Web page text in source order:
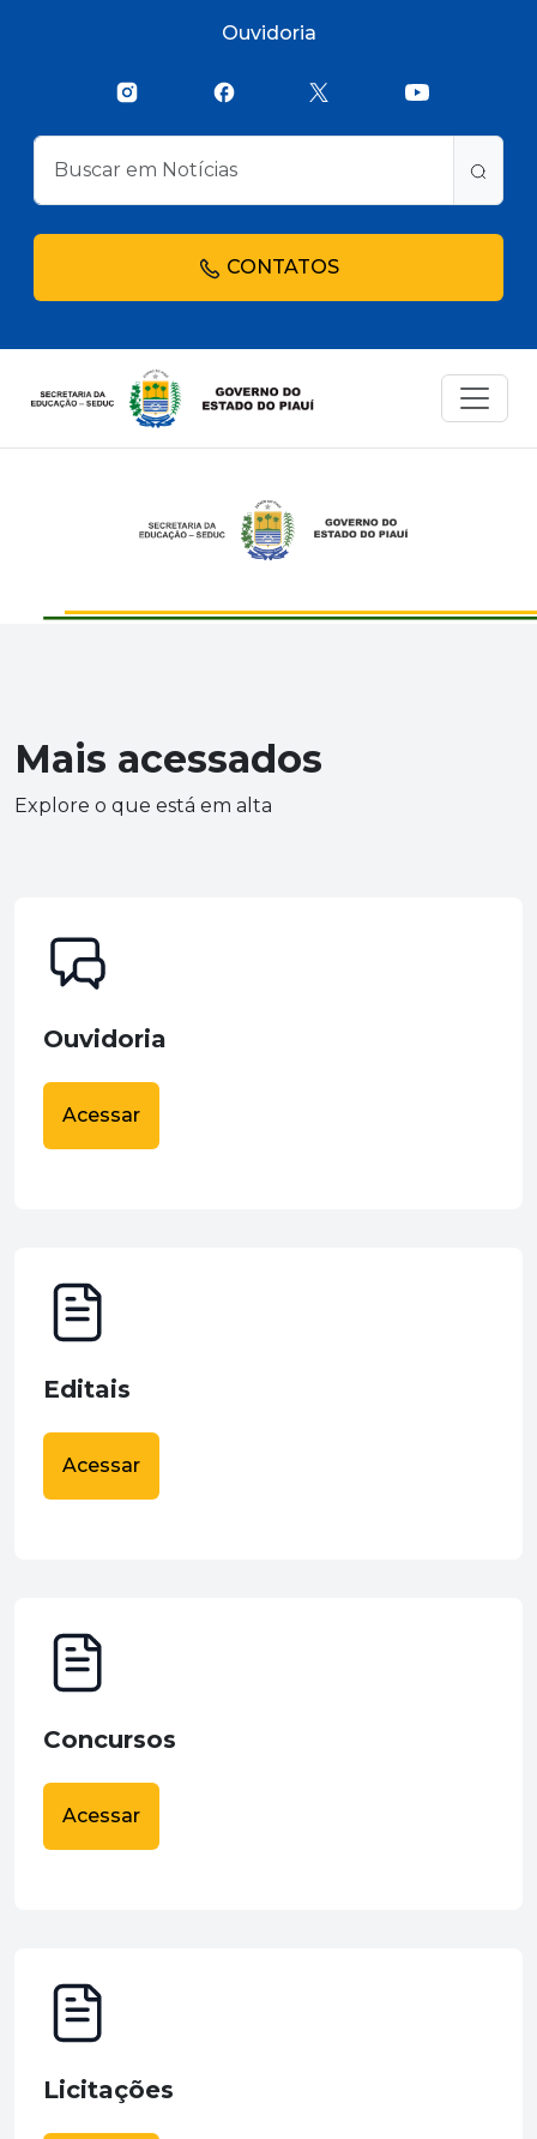
Ouvidoria
CONTATOS
Mais acessados
Explore o que está em alta
Ouvidoria
Acessar
Editais
Acessar
Concursos
Acessar
Licitações